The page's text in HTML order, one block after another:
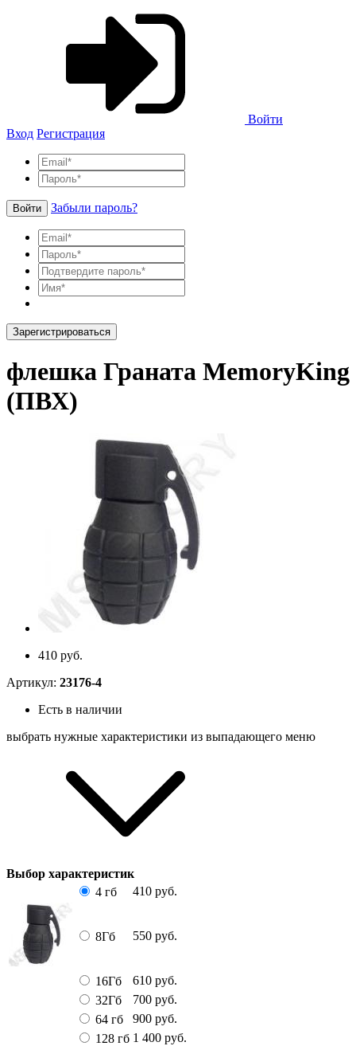
Войти
Вход Регистрация
Войти Забыли пароль?
Зарегистрироваться
флешка Граната MemoryKing
(ПВХ)
410 руб.
Артикул: 23176-4
Есть в наличии
выбрать нужные характеристики из выпадающего меню
Выбор характеристик
4 гб
410 руб.
8Гб 550 руб.
16Гб 610 руб.
32Гб
700 руб.
64 гб
900 руб.
128 гб 1 400 руб.